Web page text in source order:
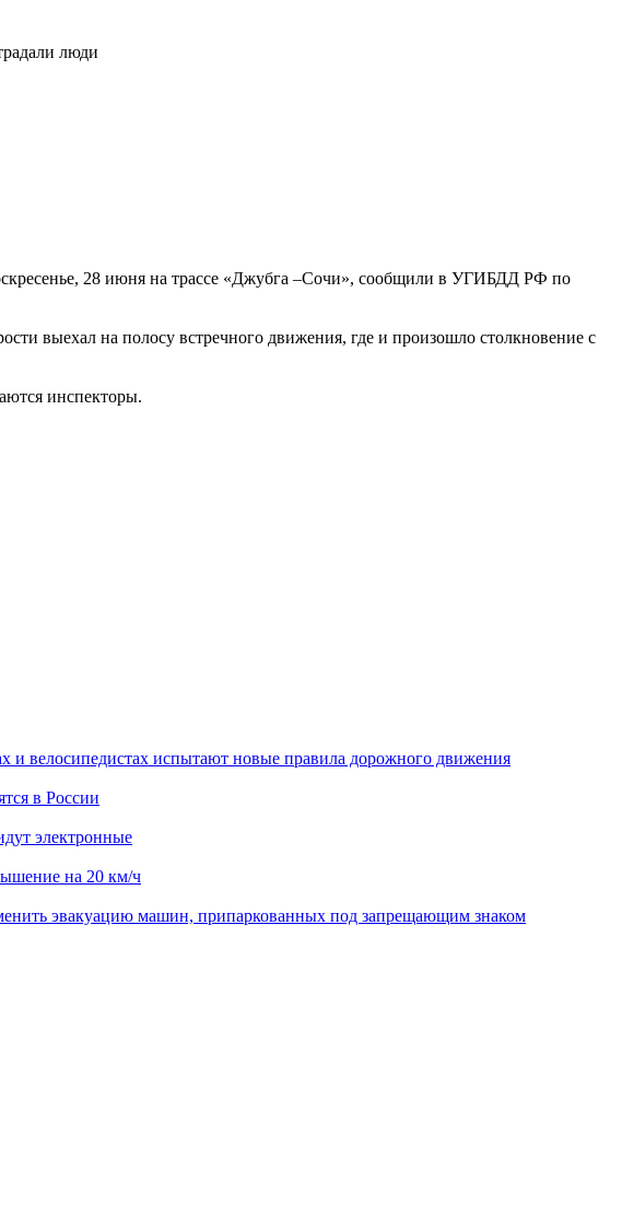
люди
28 июня на трассе «Джубга –Сочи», сообщили в УГИБДД РФ по
выехал на полосу встречного движения, где и произошло столкновение с
инспекторы.
и велосипедистах испытают новые правила дорожного движения
в России
электронные
на 20 км/ч
эвакуацию машин, припаркованных под запрещающим знаком